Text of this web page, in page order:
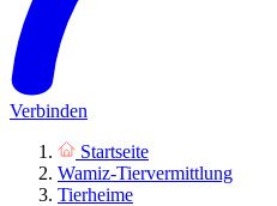
Verbinden
Startseite
Wamiz-Tiervermittlung
Tierheime